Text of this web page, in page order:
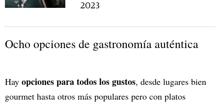
2023
Ocho opciones de gastronomía auténtica
Hay opciones para todos los gustos, desde lugares bien
gourmet hasta otros más populares pero con platos